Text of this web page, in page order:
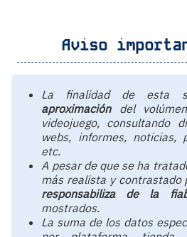
Aviso
La finalidad de esta
aproximacióndel
videojuego, consultando
webs, informes, noticias,
etc.
A pesar de que se ha
más realista y contrastado
responsabiliza de la
mostrados.
La suma de los datos